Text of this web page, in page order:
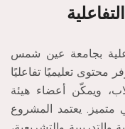
بجامعة عين شمس
محتوى تعليميًا تفاعليًا
ويمكّن أعضاء هيئة
يعتمد المشروع